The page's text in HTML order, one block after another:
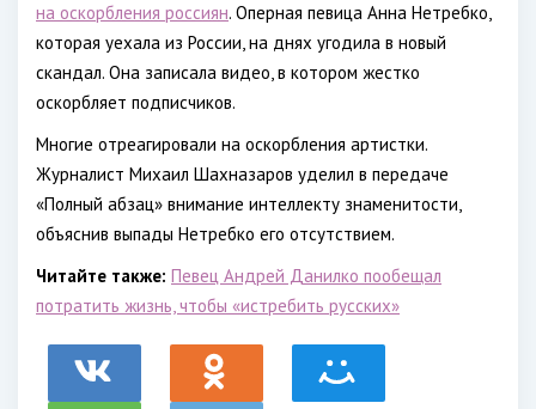
на оскорбления россиян. Оперная певица Анна Нетребко,
которая уехала из России, на днях угодила в новый
скандал. Она записала видео, в котором жестко
оскорбляет подписчиков.
Многие отреагировали на оскорбления артистки.
Журналист Михаил Шахназаров уделил в передаче
«Полный абзац» внимание интеллекту знаменитости,
объяснив выпады Нетребко его отсутствием.
Читайте также: Певец Андрей Данилко пообещал
потратить жизнь, чтобы «истребить русских»